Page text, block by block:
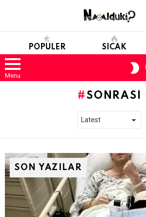
POPULER SICAK
Menu
SONRASI
SON YAZILAR